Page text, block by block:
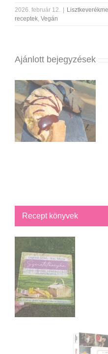
2026. február 12.
receptek, Vegán
Ajánlott bejegyzések
Recept könyvek